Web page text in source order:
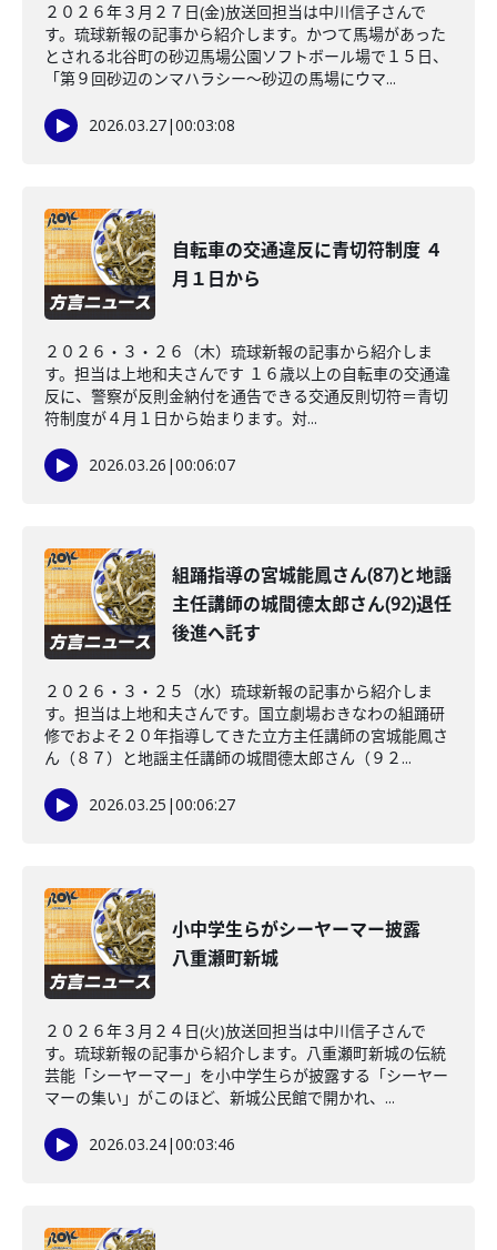
２０２６年３月２７日(金)放送回担当は中川信子さんで
す。琉球新報の記事から紹介します。かつて馬場があった
とされる北谷町の砂辺馬場公園ソフトボール場で１５日、
「第９回砂辺のンマハラシー～砂辺の馬場にウマ...
2026.03.27|00:03:08
自転車の交通違反に青切符制度 ４
月１日から
２０２６・３・２６（木）琉球新報の記事から紹介しま
す。担当は上地和夫さんです １６歳以上の自転車の交通違
反に、警察が反則金納付を通告できる交通反則切符＝青切
符制度が４月１日から始まります。対...
2026.03.26 |00:06:07
組踊指導の宮城能鳳さん(87)と地謡
主任講師の城間德太郎さん(92)退任
後進へ託す
２０２６・３・２５（水）琉球新報の記事から紹介しま
す。担当は上地和夫さんです。国立劇場おきなわの組踊研
修でおよそ２０年指導してきた立方主任講師の宮城能鳳さ
ん（８７）と地謡主任講師の城間德太郎さん（９２...
2026.03.25 |00:06:27
小中学生らがシーヤーマー披露
八重瀬町新城
２０２６年３月２４日(火)放送回担当は中川信子さんで
す。琉球新報の記事から紹介します。八重瀬町新城の伝統
芸能「シーヤーマー」を小中学生らが披露する「シーヤー
マーの集い」がこのほど、新城公民館で開かれ、...
2026.03.24|00:03:46